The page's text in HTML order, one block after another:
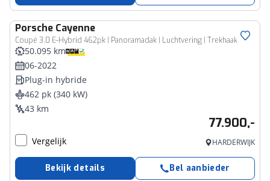
Porsche Cayenne
Coupé 3.0 E-Hybrid 462pk | Panoramadak | Luchtvering | Trekhaak | Leder
50.095 km
06-2022
Plug-in hybride
462 pk (340 kW)
43 km
77.900,-
Vergelijk HARDERWIJK
Bekijk details Bel aanbieder